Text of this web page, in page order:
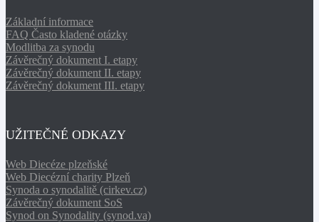
Základní informace
FAQ Často kladené otázky
Modlitba za synodu
Závěrečný dokument I. etapy
Závěrečný dokument II. etapy
Závěrečný dokument III. etapy
UŽITEČNÉ ODKAZY
Web Diecéze plzeňské
Web Diecézní charity Plzeň
Synoda o synodalitě (cirkev.cz)
Závěrečný dokument SoS
Synod on Synodality (synod.va)